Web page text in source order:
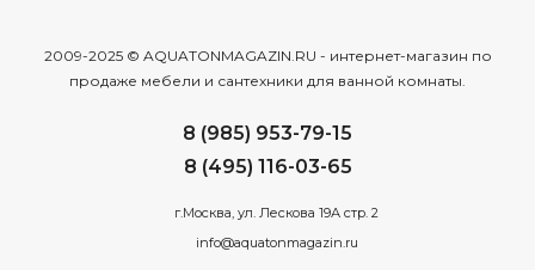
2009-2025 © AQUATONMAGAZIN.RU - интернет-магазин по
продаже мебели и сантехники для ванной комнаты.
8 (985) 953-79-15
8 (495) 116-03-65
г.Москва, ул. Лескова 19А стр. 2
info@aquatonmagazin.ru